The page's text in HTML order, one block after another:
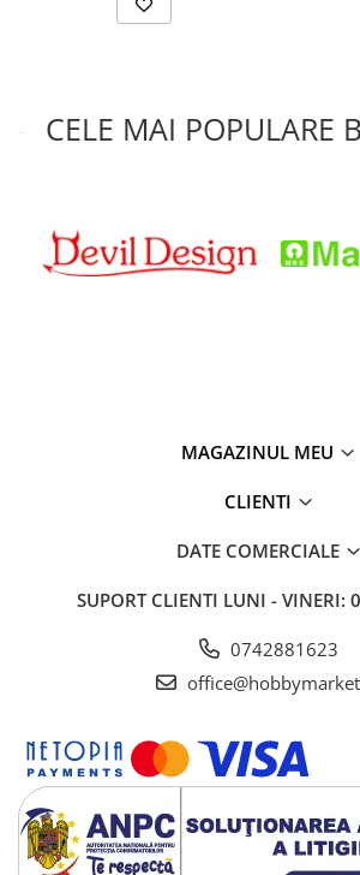
CELE MAI POPULARE
MAGAZINUL MEU
CLIENTI
DATE COMERCIALE
SUPORT CLIENTI LUNI - VINERI:
0742881623